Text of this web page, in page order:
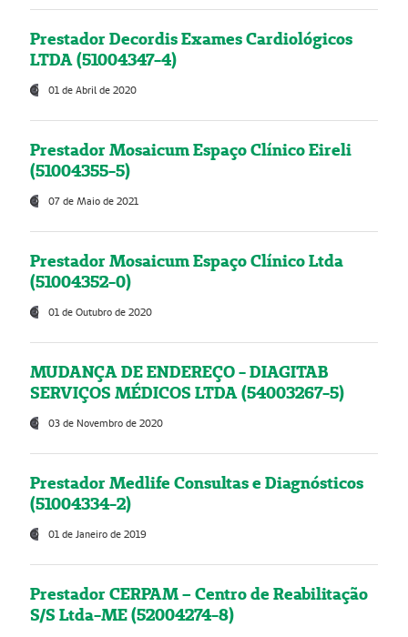
Prestador Decordis Exames Cardiológicos
LTDA (51004347-4)
01 de Abril de 2020
Prestador Mosaicum Espaço Clínico Eireli
(51004355-5)
07 de Maio de 2021
Prestador Mosaicum Espaço Clínico Ltda
(51004352-0)
01 de Outubro de 2020
MUDANÇA DE ENDEREÇO - DIAGITAB
SERVIÇOS MÉDICOS LTDA (54003267-5)
03 de Novembro de 2020
Prestador Medlife Consultas e Diagnósticos
(51004334-2)
01 de Janeiro de 2019
Prestador CERPAM – Centro de Reabilitação
S/S Ltda-ME (52004274-8)